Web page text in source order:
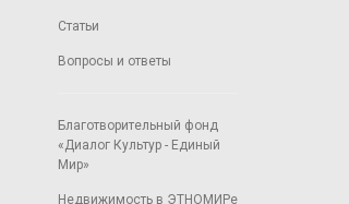
Статьи
Вопросы и ответы
Благотворительный фонд
«Диалог Культур - Единый
Мир»
Недвижимость в ЭТНОМИРе